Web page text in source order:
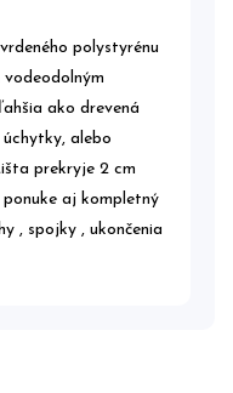
polystyrénu
ako drevená
alebo
prekryje 2 cm
aj kompletný
, spojky , ukončenia